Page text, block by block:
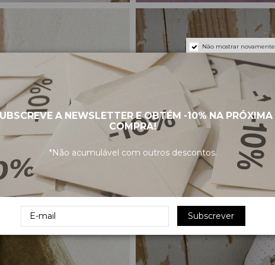
Não mostrar novamente
A NEWSLETTER E OBTÉM -10%NA PRÓXIMA
COMPRA!
*Não acumulável com outros descontos.
Subscrever